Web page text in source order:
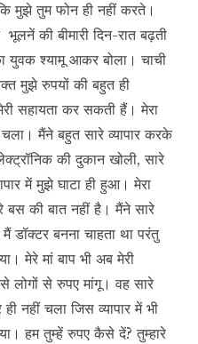
मुझे तुम फोन ही नहीं करते।
की बीमारी दिन-रात बढ़ती
युवक श्यामू आकर बोला। चाची
मुझे रुपयों की बहुत ही
सहायता कर सकती हैं। मेरा
चला। मैंने बहुत सारे व्यापार करके
की दुकान खोली, सारे
में मुझे घाटा ही हुआ। मेरा
बस की बात नहीं है। मैंने सारे
डॉक्टर बनना चाहता था परंतु
मेरे मां बाप भी अब मेरी
लोगों से रुपए मांगू। वह सारे
नहीं चला जिस व्यापार में भी
हम तुम्हें रुपए कैसे दें? तुम्हारे